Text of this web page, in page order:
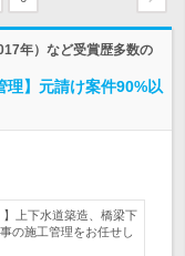
年）など受賞歴多数の
理】元請け案件90%以
】上下水道築造、橋梁下
の施工管理をお任せし